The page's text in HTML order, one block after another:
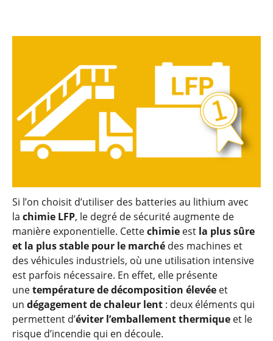
Si l’on choisit d’utiliser des batteries au lithium avec
la chimie LFP, le degré de sécurité augmente de
manière exponentielle. Cettechimie est la plus sûre
et la plus stable pour le marché des machines et
des véhicules industriels, où une utilisation intensive
est parfois nécessaire. En effet, elle présente
unetempérature de décomposition élevée et
un dégagement de chaleur lent : deux éléments qui
permettent d’éviter l’emballement thermique et le
risque d’incendie qui en découle.